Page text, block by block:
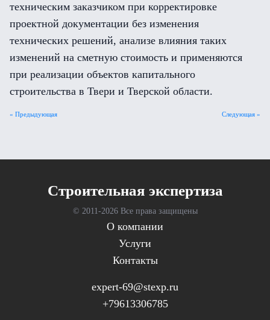
техническим заказчиком при корректировке
проектной документации без изменения
технических решений, анализе влияния таких
изменений на сметную стоимость и применяются
при реализации объектов капитального
строительства в Твери и Тверской области.
Следующая »
« Предыдующая
Cтроительная экспертиза
© 2011-2026 Все права защищены
О компании
Услуги
Контакты
expert-69@stexp.ru
+79613306785